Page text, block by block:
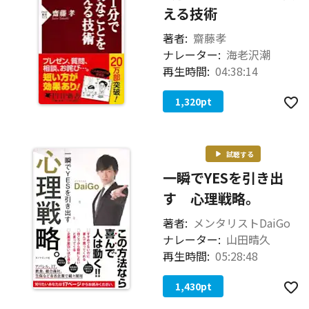
える技術
著者: 齋藤孝
ナレーター: 海老沢潮
再生時間: 04:38:14
1,320pt
試聴する
一瞬でYESを引き出
す 心理戦略。
著者: メンタリストDaiGo
ナレーター: 山田晴久
再生時間: 05:28:48
1,430pt